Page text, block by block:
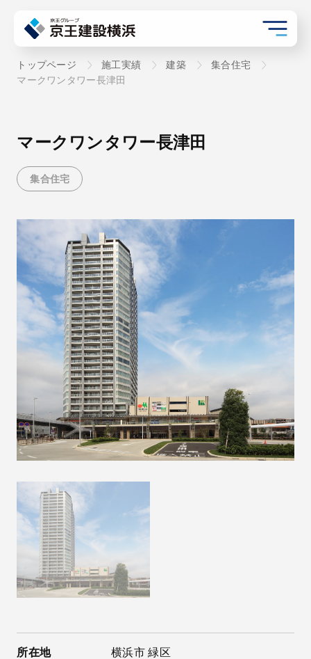
トップページ 施工実績 建築
集合住宅
マークワンタワー長津田
マークワンタワー長津田
集合住宅
所在地 横浜市 緑区